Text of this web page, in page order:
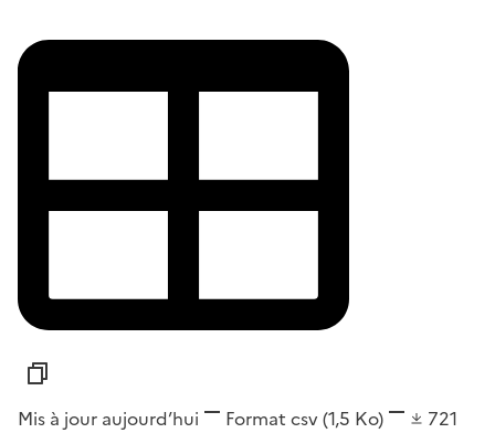
Mis à jour aujourd’hui Format csv(1,5 Ko)
721